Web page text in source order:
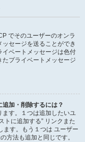
でそのユーザーのオンラ
セージを送ることができ
イベートメッセージは色付
プライベートメッセージ
加・削除するには？
す。１つは追加したいユ
トに追加する” リンクまた
ます。もう１つは ユーザー
方法も追加と同じです。